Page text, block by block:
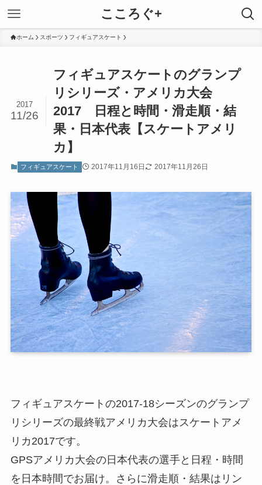
こころぐ+
ホーム スポーツ フィギュアスケート
フィギュアスケートのグランプ
リシリーズ・アメリカ大会
2017 日程と時間・滑走順・結
果・日本代表【スケートアメリ
カ】
2017
11/26
フィギュアスケート 2017年11月16日 2017年11月26日
フィギュアスケートの2017-18シーズンのグランプ
リシリーズの最終戦アメリカ大会はスケートアメ
リカ2017です。
GPSアメリカ大会の日本代表の選手と日程・時間
を日本時間でお届け。さらに滑走順・結果はリン